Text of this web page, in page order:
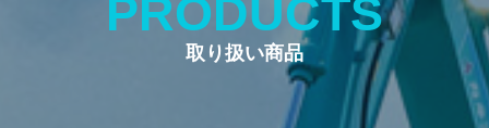
PRODUCTS
取り扱い商品